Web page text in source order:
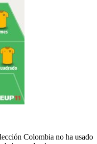
Colombia no ha usado